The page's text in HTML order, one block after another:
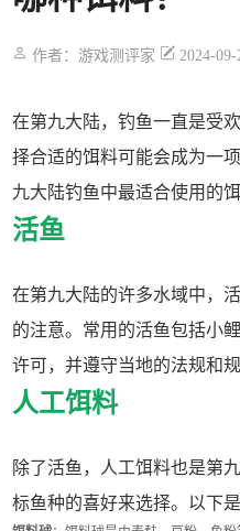
作者： 游戏测评家 2024-
在第九大陆，钓鱼一直是受
择合适的饵料可能会成为一
九大陆钓鱼中最适合使用的
活鱼
在第九大陆的许多水域中，
的注意。常用的活鱼包括小
许可，并遵守当地的法规和
人工饵料
除了活鱼，人工饵料也是第
标鱼种的喜好来选择。以下